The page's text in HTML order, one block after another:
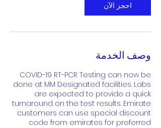
احجز الآن
وصف الخدمة
COVID-19 RT-PCR Testing can now be
done at MM Designated facilities. Labs
are expected to provide a quick
turnaround on the test results. Emirate
customers can use special discount
code from emirates for preferred